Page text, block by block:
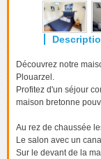
Découvrez notre
Plouarzel.
Profitez d'un séjour
maison bretonne
Au rez de chaussée
Le salon avec un
Sur le devant de la